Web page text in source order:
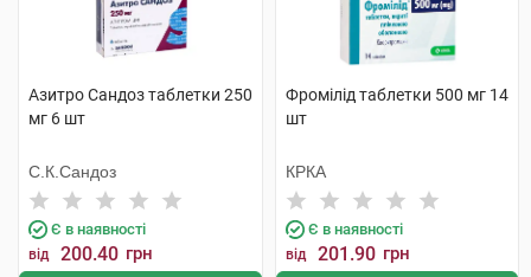
Азитро Сандоз таблетки 250
мг 6 шт
С.К.Сандоз
Є в наявності
від 200.40 грн
Фромілід таблетки 500 мг 14
шт
КРКА
Є в наявності
від 201.90 грн